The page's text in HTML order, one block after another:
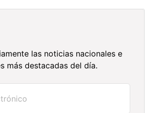
las noticias nacionales e
más destacadas del día.